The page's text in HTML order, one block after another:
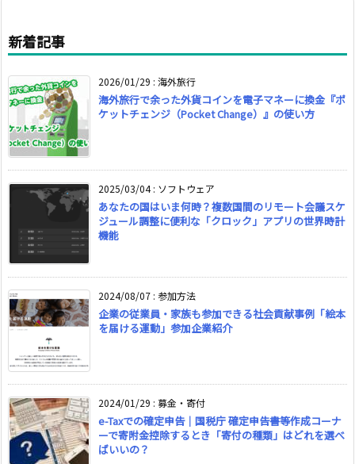
新着記事
2026/01/29 : 海外旅行
海外旅行で余った外貨コインを電子マネーに換金『ポ
ケットチェンジ（Pocket Change）』の使い方
2025/03/04: ソフトウェア
あなたの国はいま何時？複数国間のリモート会議スケ
ジュール調整に便利な「クロック」アプリの世界時計
機能
2024/08/07 : 参加方法
企業の従業員・家族も参加できる社会貢献事例「絵本
を届ける運動」参加企業紹介
2024/01/29 : 募金・寄付
e-Taxでの確定申告｜国税庁 確定申告書等作成コーナ
ーで寄附金控除するとき「寄付の種類」はどれを選べ
ばいいの？